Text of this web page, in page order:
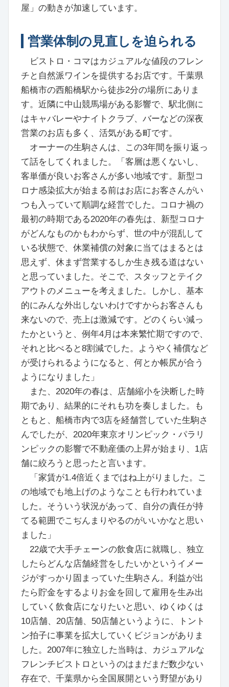
屋」の動きが加速しています。
営業体制の見直しを迫られる
ビストロ・コマはカジュアルな値段のフレン
チと自然派ワインを提供するお店です。千葉県
船橋市の西船橋駅から徒歩2分の場所にありま
す。近隣に中山競馬場がある影響で、駅北側に
はキャバレーやナイトクラブ、バーなどの深夜
営業のお店も多く、活気がある町です。
オーナーの生駒さんは、この3年間を振り返っ
て話をしてくれました。「客層は悪くないし、
客単価が良いお客さんが多い地域です。新型コ
ロナ感染拡大が始まる前はお店にお客さんがい
つも入っていて順調な経営でした。コロナ禍の
最初の時期である2020年の春先は、新型コロナ
がどんなものかもわからず、世の中が混乱して
いる状態で、休業補償の対象に当てはまるとは
思えず、休まず営業するしか生き残る道はない
と思っていました。そこで、スタッフとテイク
アウトのメニューを考えました。しかし、基本
的にみんな外出しないわけですからお客さんも
来ないので、売上は激減です。どのくらい減っ
たかというと、例年4月は本来繁忙期ですので、
それと比べると8割減でした。ようやく補償など
が受けられるようになると、何とか帳尻が合う
ようになりました」
また、2020年の春は、店舗縮小を決断した時
期であり、結果的にそれも功を奏しました。も
ともと、船橋市内で3店を経舗営していた生駒さ
んでしたが、2020年東京オリンピック・パラリ
ンピックの影響で不動産価の上昇が始まり、1店
舗に絞ろうと思ったと言います。
「家賃が1.4倍近くまではね上がりました。こ
の地域でも地上げのようなことも行われていま
した。そういう状況があって、自分の責任が持
てる範囲でこぢんまりやるのがいいかなと思い
ました」
22歳で大手チェーンの飲食店に就職し、独立
したらどんな店舗経営をしたいかというイメー
ジがすっかり固まっていた生駒さん。利益が出
たら貯金をするよりお金を回して雇用を生み出
していく飲食店になりたいと思い、ゆくゆくは
10店舗、20店舗、50店舗というように、トント
ン拍子に事業を拡大していくビジョンがありま
した。2007年に独立した当時は、カジュアルな
フレンチビストロというのはまだまだ数少ない
存在で、千葉県から全国展開という野望があり